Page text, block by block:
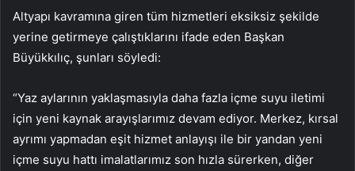
Altyapı kavramına giren tüm hizmetleri eksiksiz şekilde
yerine getirmeye çalıştıklarını ifade eden Başkan
Büyükkılıç, şunları söyledi:
“Yaz aylarının yaklaşmasıyla daha fazla içme suyu iletimi
için yeni kaynak arayışlarımız devam ediyor. Merkez, kırsal
ayrımı yapmadan eşit hizmet anlayışı ile bir yandan yeni
içme suyu hattı imalatlarımız son hızla sürerken, diğer